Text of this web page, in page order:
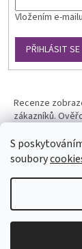
S
soubory
Vložením e-
PŘIHLÁSIT SE
Recenze
zákazníků.